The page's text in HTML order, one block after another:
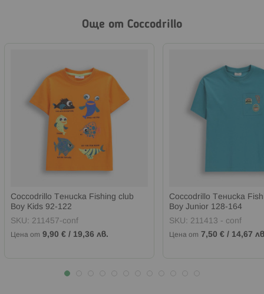
Още от Coccodrillo
Coccodrillo Тениска Fishing club
Boy Kids 92-122
SKU: 211457-conf
Цена от 9,90 € / 19,36 лв.
Coccodrillo Тениска
Boy Junior 128-164
SKU: 211413 - conf
Цена от 7,50 € / 14,67